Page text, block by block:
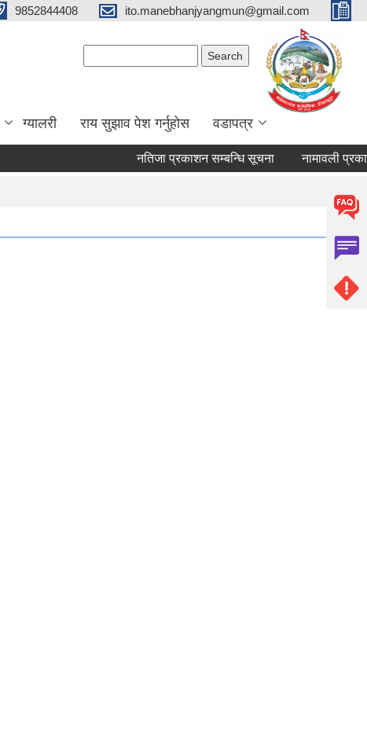
9852844408 ito.manebhanjyangmun@gmail.com
ग्यालरी राय सुझाव पेश गर्नुहोस वडापत्र
नतिजा प्रकाशन सम्बन्धि सूचना नामावली